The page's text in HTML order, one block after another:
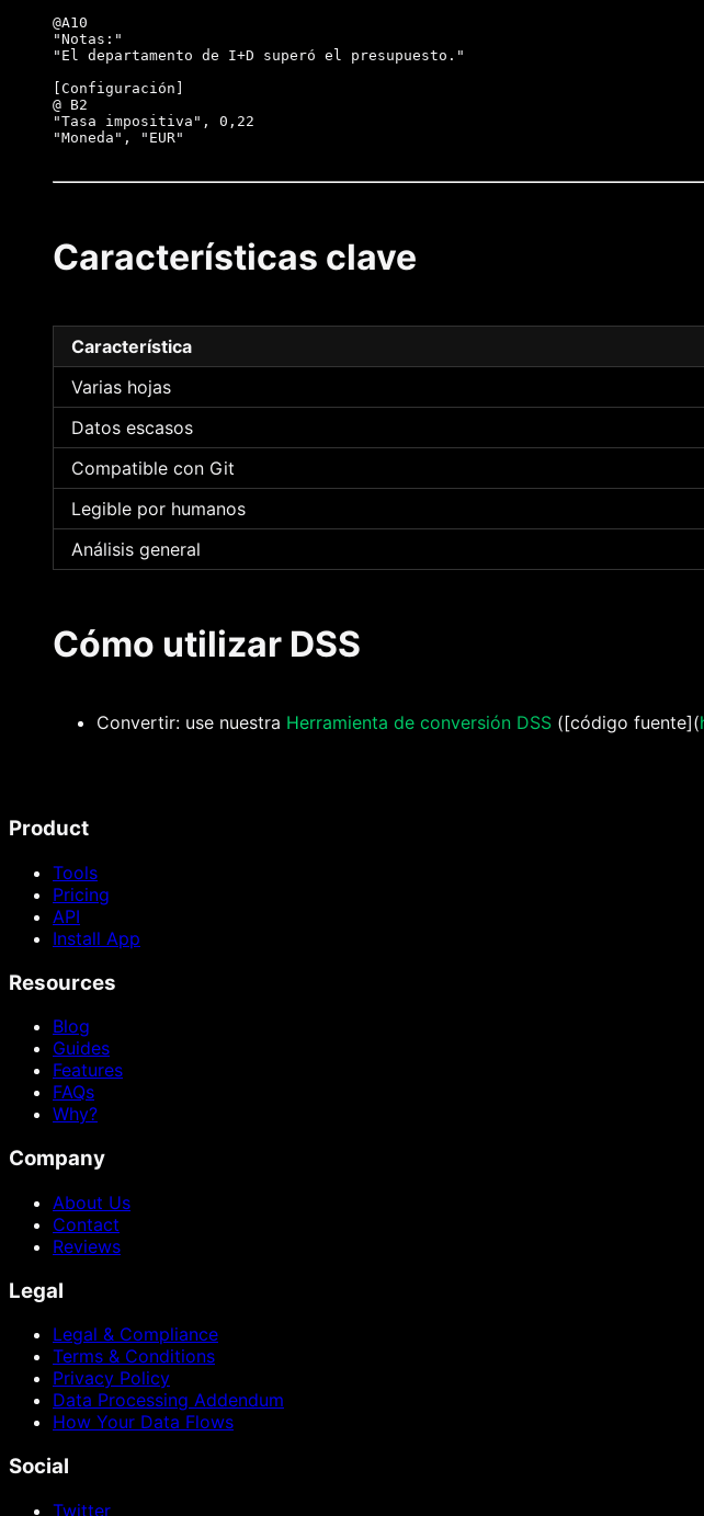
@A10
"Notas:"
"El departamento de I+D superó el presupuesto."
[Configuración]
@ B2
"Tasa impositiva", 0,22
Características clave
Característica
Varias hojas
Datos escasos
Compatible con Git
Legible por humanos
Análisis general
Cómo utilizar DSS
Convertir: use nuestra Herramienta de conversión DSS ([código fuente](
Product
Tools
Pricing
API
Install App
Resources
Blog
Guides
Features
FAQs
Why?
Company
About Us
Contact
Reviews
Legal
Legal & Compliance
Terms & Conditions
Privacy Policy
Data Processing Addendum
How Your Data Flows
Social
Twitter